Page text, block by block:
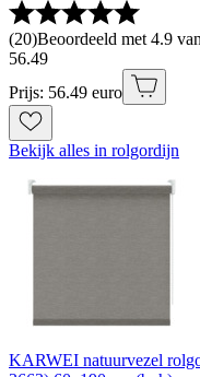
(20)Beoordeeld met 4.9
56.49
Prijs: 56.49 euro
Bekijk alles in rolgordijn
KARWEI natuurvezel